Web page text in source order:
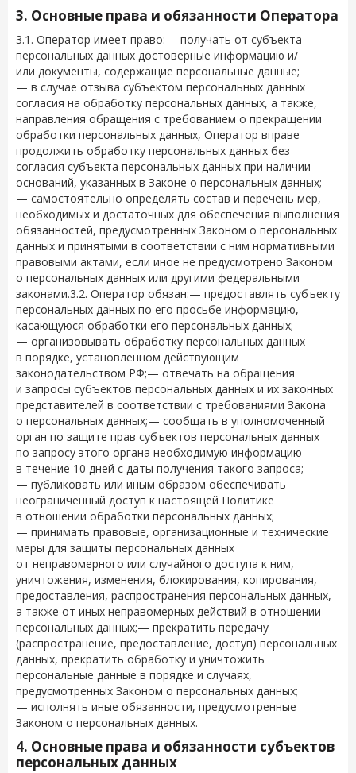
3. Основные права и обязанности Оператора
3.1. Оператор имеет право:— получать от субъекта
персональных данных достоверные информацию и/
или документы, содержащие персональные данные;
— в случае отзыва субъектом персональных данных
согласия на обработку персональных данных, а также,
направления обращения с требованием о прекращении
обработки персональных данных, Оператор вправе
продолжить обработку персональных данных без
согласия субъекта персональных данных при наличии
оснований, указанных в Законе о персональных данных;
— самостоятельно определять состав и перечень мер,
необходимых и достаточных для обеспечения выполнения
обязанностей, предусмотренных Законом о персональных
данных и принятыми в соответствии с ним нормативными
правовыми актами, если иное не предусмотрено Законом
о персональных данных или другими федеральными
законами.3.2. Оператор обязан:— предоставлять субъекту
персональных данных по его просьбе информацию,
касающуюся обработки его персональных данных;
— организовывать обработку персональных данных
в порядке, установленном действующим
законодательством РФ;— отвечать на обращения
и запросы субъектов персональных данных и их законных
представителей в соответствии с требованиями Закона
о персональных данных;— сообщать в уполномоченный
орган по защите прав субъектов персональных данных
по запросу этого органа необходимую информацию
в течение 10 дней с даты получения такого запроса;
— публиковать или иным образом обеспечивать
неограниченный доступ к настоящей Политике
в отношении обработки персональных данных;
— принимать правовые, организационные и технические
меры для защиты персональных данных
от неправомерного или случайного доступа к ним,
уничтожения, изменения, блокирования, копирования,
предоставления, распространения персональных данных,
а также от иных неправомерных действий в отношении
персональных данных;— прекратить передачу
(распространение, предоставление, доступ) персональных
данных, прекратить обработку и уничтожить
персональные данные в порядке и случаях,
предусмотренных Законом о персональных данных;
— исполнять иные обязанности, предусмотренные
Законом о персональных данных.
4. Основные права и обязанности субъектов
персональных данных